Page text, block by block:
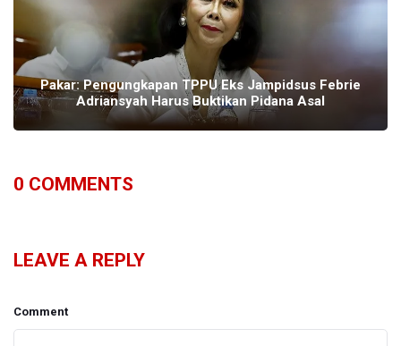
Pakar: Pengungkapan TPPU Eks Jampidsus Febrie
Adriansyah Harus Buktikan Pidana Asal
0 COMMENTS
LEAVE A REPLY
Comment